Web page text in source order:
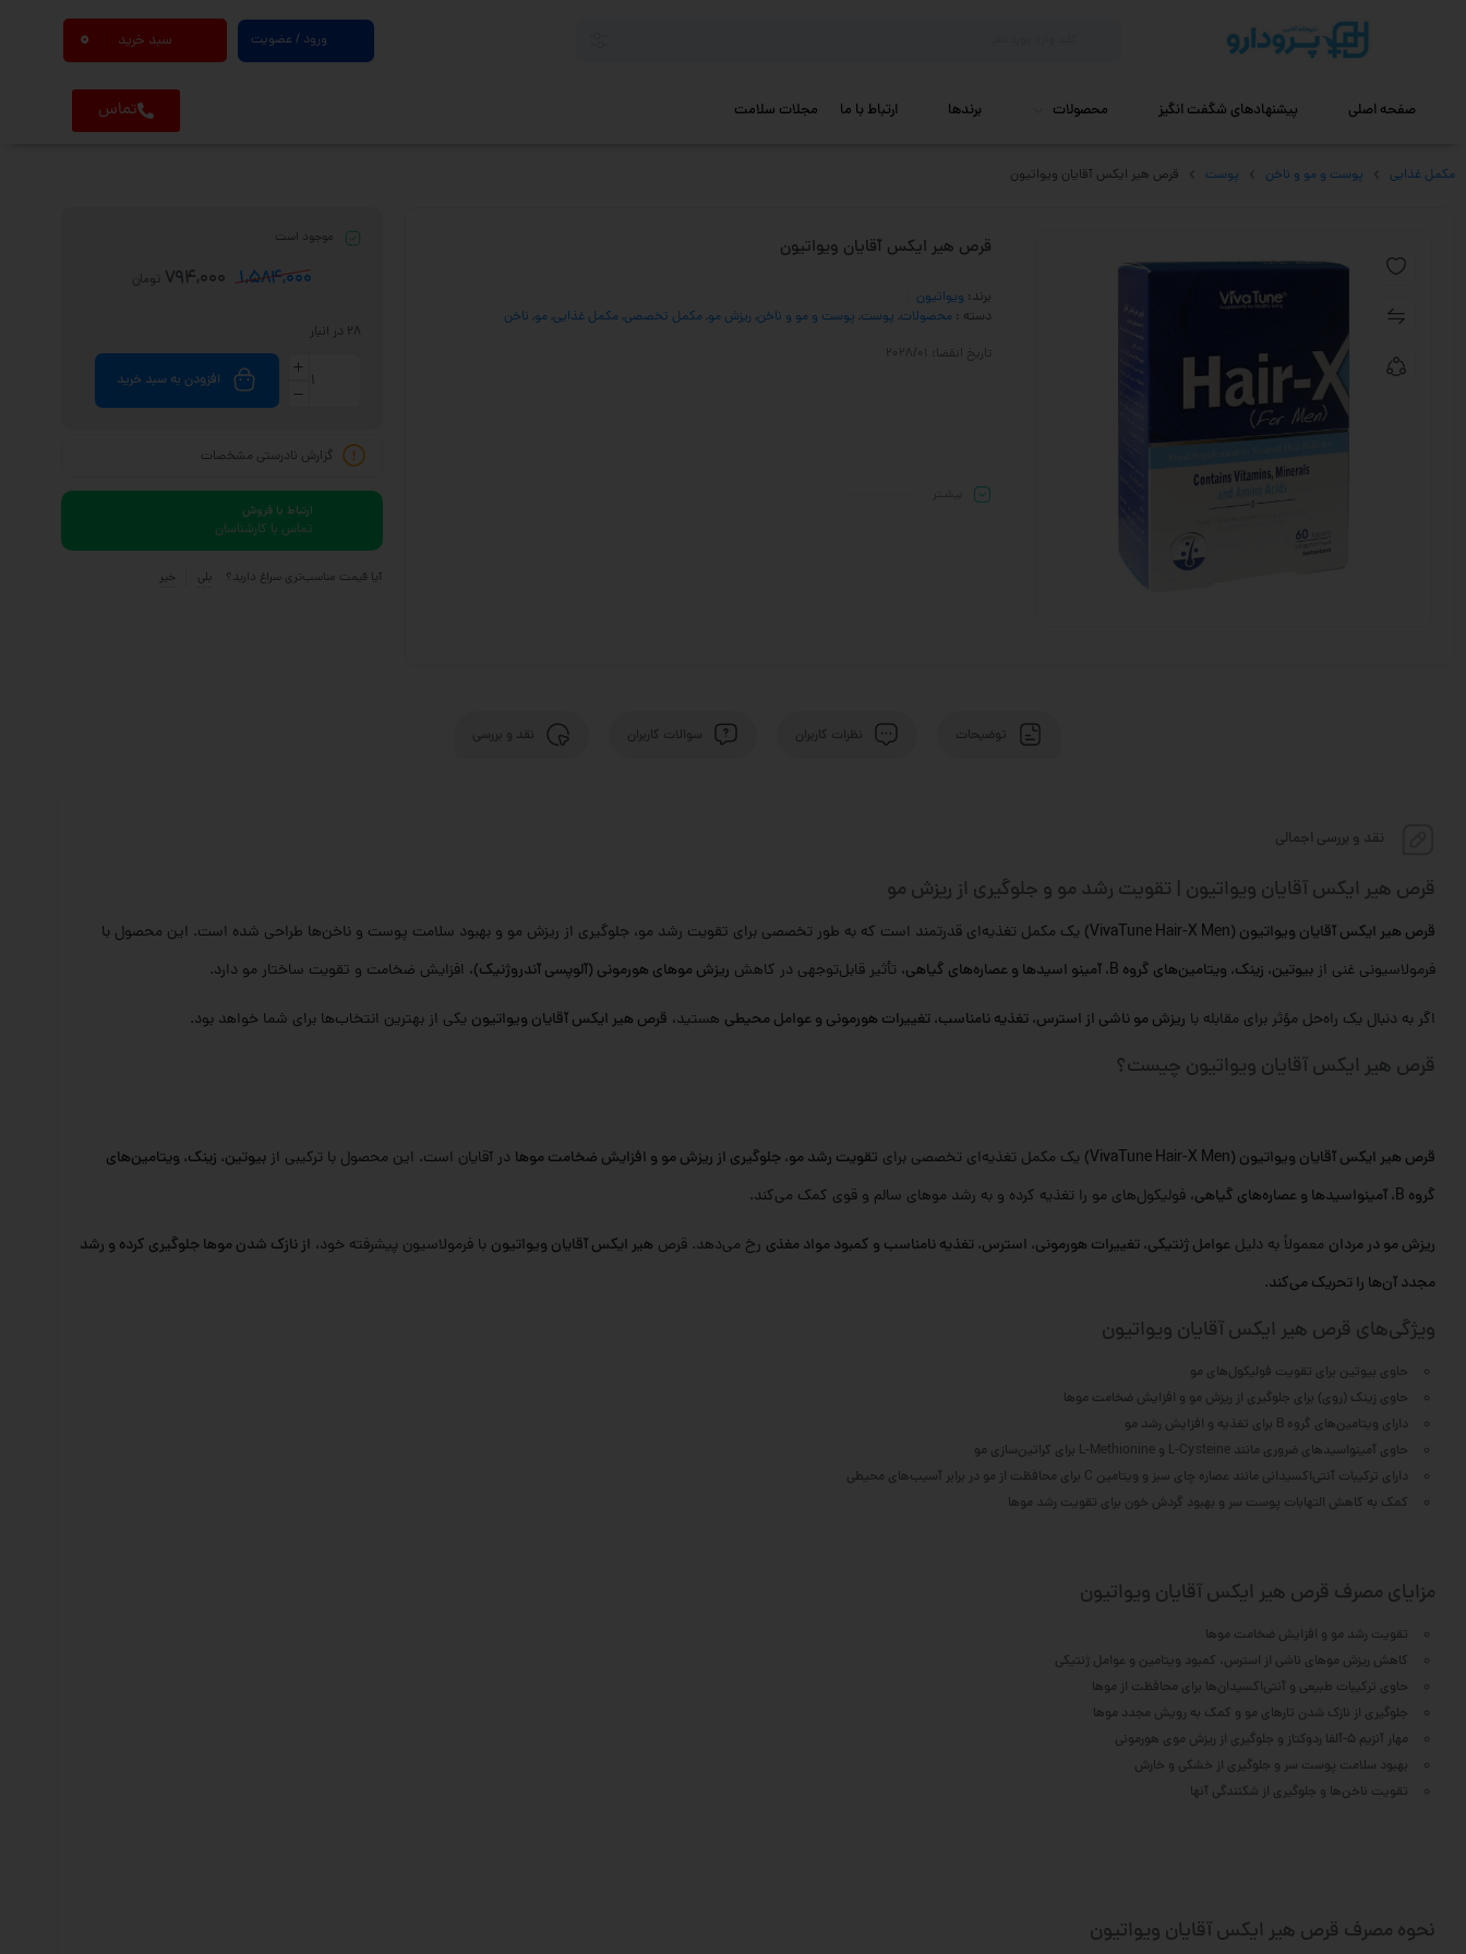
ورود / عضویت سبد خرید 0
صفحه اصلی پیشنهادهای شگفت انگیز محصولات برندها ارتباط با ما مجلات سلامت تماس
مکمل غذایی پوست و مو و ناخن پوست قرص هیر ایکس آقایان ویواتیون
قرص هیر ایکس آقایان ویواتیون
برند: ویواتیون
دسته : محصولات پوست پوست و مو و ناخن ریزش مو مکمل تخصصی مکمل غذایی مو ناخن
تاریخ انقضا: 2028/01
موجود است
1,584,000
794,000 تومان
28 در انبار
افزودن به سبد خرید
گزارش نادرستی مشخصات
ارتباط با فروش
تماس با کارشناسان
آیا قیمت مناسب‌تری سراغ دارید؟ بلی خیر
توضیحات نظرات کاربران سوالات کاربران نقد و بررسی
نقد و بررسی اجمالی
قرص هیر ایکس آقایان ویواتیون | تقویت رشد مو و جلوگیری از ریزش مو
قرص هیر ایکس آقایان ویواتیون (VivaTune Hair-X Men)
یک مکمل تغذیه‌ای قدرتمند است که به طور تخصصی برای تقویت رشد مو، جلوگیری از ریزش مو و بهبود سلامت پوست و ناخن‌ها طراحی شده است. این محصول با
فرمولاسیونی غنی ازبیوتین، زینک، ویتامین‌های گروه B، آمینو اسیدها و عصاره‌های گیاهی ، تأثیر قابل‌توجهی در کاهش ریزش موهای هورمونی (آلوپسی آندروژنیک)، افزایش ضخامت و تقویت ساختار مو دارد.
اگر به دنبال یک راه‌حل مؤثر برای مقابله با ریزش مو ناشی از استرس، تغذیه نامناسب، تغییرات هورمونی و عوامل محیطی هستید، قرص هیر ایکس آقایان ویواتیون یکی از بهترین انتخاب‌ها برای شما خواهد بود.
قرص هیر ایکس آقایان ویواتیون چیست؟
قرص هیر ایکس آقایان ویواتیون (VivaTune Hair-X Men) یک مکمل تغذیه‌ای تخصصی برای تقویت رشد مو، جلوگیری از ریزش مو و افزایش ضخامت موها در آقایان است. این محصول با ترکیبی ازبیوتین، زینک، ویتامین‌های
گروه B، آمینواسیدها و عصاره‌های گیاهی
، فولیکول‌های مو را تغذیه کرده و به رشد موهای سالم و قوی کمک می‌کند.
ریزش مو در مردان معمولاً به دلیل عوامل ژنتیکی، تغییرات هورمونی، استرس، تغذیه نامناسب و کمبود مواد مغذی رخ می‌دهد. قرص هیر ایکس آقایان ویواتیون با فرمولاسیون پیشرفته خود، از نازک شدن موها جلوگیری کرده و رشد
مجدد آن‌ها را تحریک می‌کند.
ویژگی‌های قرص هیر ایکس آقایان ویواتیون
حاوی بیوتین برای تقویت فولیکول‌های مو
حاوی زینک (روی) برای جلوگیری از ریزش مو و افزایش ضخامت موها
دارای ویتامین‌های گروه B برای تغذیه و افزایش رشد مو
حاوی آمینواسیدهای ضروری مانند L-Cysteine و L-Methionine برای کراتین‌سازی مو
دارای ترکیبات آنتی‌اکسیدانی مانند عصاره چای سبز و ویتامین C برای محافظت از مو در برابر آسیب‌های محیطی
کمک به کاهش التهابات پوست سر و بهبود گردش خون برای تقویت رشد موها
مزایای مصرف قرص هیر ایکس آقایان ویواتیون
تقویت رشد مو و افزایش ضخامت موها
کاهش ریزش موهای ناشی از استرس، کمبود ویتامین و عوامل ژنتیکی
حاوی ترکیبات طبیعی و آنتی‌اکسیدان‌ها برای محافظت از موها
جلوگیری از نازک شدن تارهای مو و کمک به رویش مجدد موها
مهار آنزیم 5-آلفا ردوکتاز و جلوگیری از ریزش موی هورمونی
بهبود سلامت پوست سر و جلوگیری از خشکی و خارش
تقویت ناخن‌ها و جلوگیری از شکنندگی آنها
نحوه مصرف قرص هیر ایکس آقایان ویواتیون